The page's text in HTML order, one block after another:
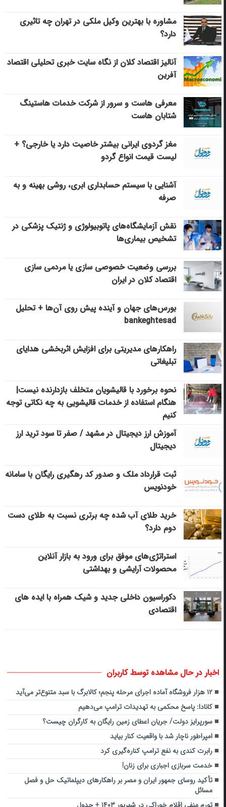
مشاوره با بهترین وکیل ملکی در تهران چه تاثیری
دارد؟
آنالیز اقتصاد کلان از نگاه سایت خبری تحلیلی اقتصاد
آفرین
معرفی هاست و سرور از شرکت خدمات هاستینگ
شتابان هاست
مغز گردوی ایرانی بیشتر خاصیت دارد یا خارجی؟ +
لیست قیمت انواع گردو
آشنایی با سیستم حسابداری ابری، روشی بهینه و به
صرفه
نقش آزمایشگاه‌های پاتوبیولوژی و ژنتیک پزشکی در
تشخیص بیماری‌ها
بررسی وضعیت خصوصی سازی یا مردمی سازی
اقتصاد کلان در ایران
بورس‌های جهان و آینده پیش روی آن‌ها + تحلیل
bankeghtesad
راهکارهای مدیریتی برای افزایش اثربخشی هدایای
تبلیغاتی
نحوه برخورد با قالیشویان متخلف بازدارنده نیست|
هنگام استفاده از خدمات قالیشویی به چه نکاتی توجه
کنیم
آموزش ارز دیجیتال در مشهد / صفر تا سود ترید ارز
دیجیتال
ثبت قرارداد ملک و صدور کد رهگیری رایگان با سامانه
خودنویس
خرید طلای آب شده چه برتری نسبت به طلای دست
دوم دارد؟
استراتژی‌های موفق برای ورود به بازار آنلاین
محصولات آرایشی و بهداشتی
دکوراسیون داخلی جدید و شیک همراه با ایده های
اقتصادی
اخبار در حال مشاهده توسط کاربران
۱۲ هزار فروشگاه آماده اجرای مرحله پنجم؛ کالابرگ با سبد متنوع‌تر می‌آید
کانادا: پاسخ محکمی به تهدیدات ترامپ می‌دهیم
سورپرایز دولت/ جریان اعطای زمین رایگان به کارگران چیست؟
امپراطور ناچار شد با واقعیت کنار بیاید
رابرت کندی به نفع ترامپ کناره‌گیری کرد
خدمت سربازی اجباری برای زنان!
تأکید روسای جمهور ایران و مصر بر راهکارهای دیپلماتیک حل و فصل
مسائل